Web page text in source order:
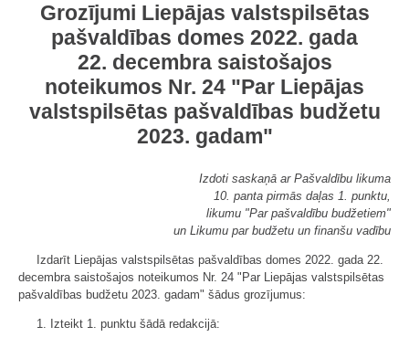
Grozījumi Liepājas valstspilsētas
pašvaldības domes 2022. gada
22. decembra saistošajos
noteikumos Nr. 24 "Par Liepājas
valstspilsētas pašvaldības budžetu
2023. gadam"
Izdoti saskaņā ar Pašvaldību likuma
10. panta pirmās daļas 1. punktu,
likumu "Par pašvaldību budžetiem"
un Likumu par budžetu un finanšu vadību
Izdarīt Liepājas valstspilsētas pašvaldības domes 2022. gada 22.
decembra saistošajos noteikumos Nr. 24 "Par Liepājas valstspilsētas
pašvaldības budžetu 2023. gadam" šādus grozījumus:
1. Izteikt 1. punktu šādā redakcijā: